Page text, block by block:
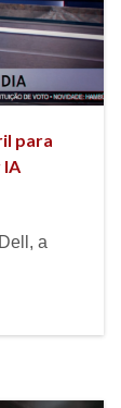
para
a